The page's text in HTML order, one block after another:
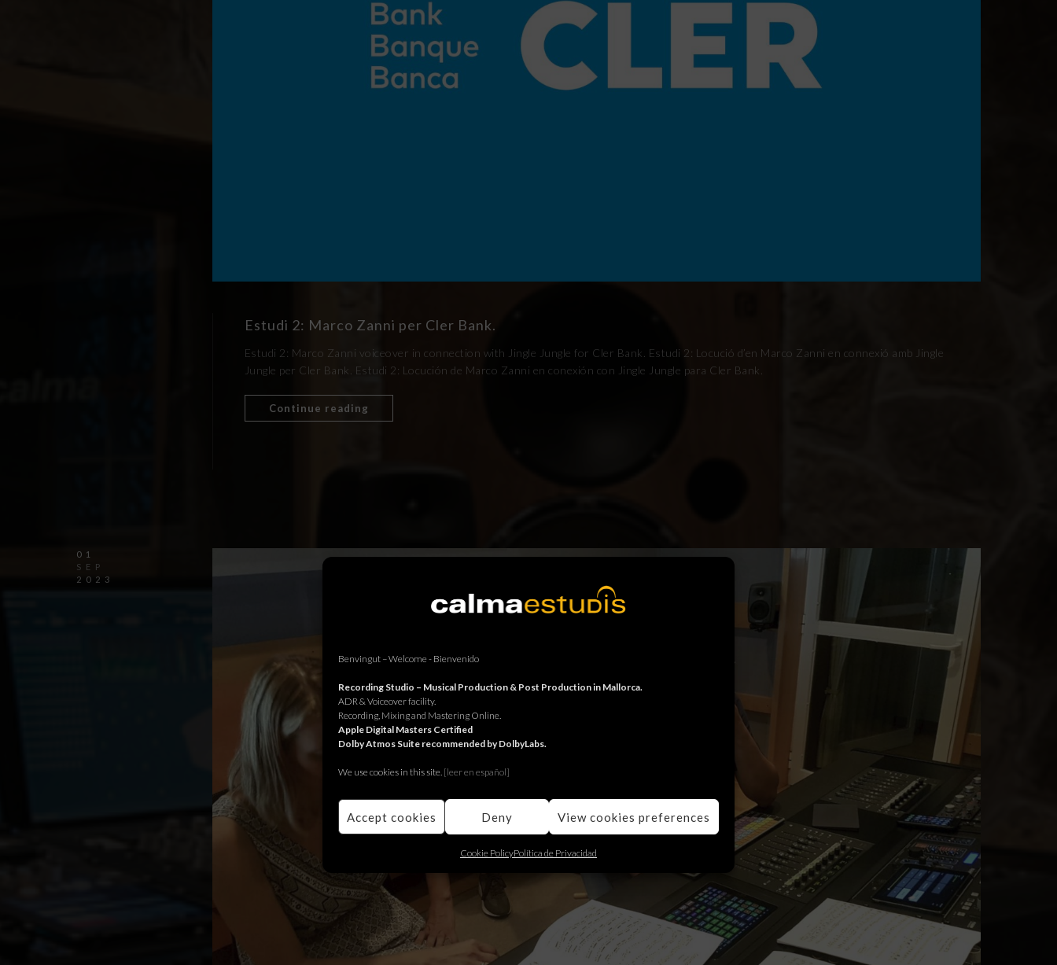
Benvingut – Welcome - Bienvenido
Recording Studio – Musical Production & Post Production in Mallorca.
ADR & Voiceover facility.
Recording, Mixing and Mastering Online.
Apple Digital Masters Certified
Dolby Atmos Suite recommended by DolbyLabs.
We use cookies in this site. [leer en español]
Accept cookies Deny View cookies preferences
Cookie PolicyPolítica de Privacidad
Estudi 2: Marco Zanni per Cler Bank.
Estudi 2: Marco Zanni voiceover in connection with Jingle Jungle for Cler Bank. Estudi 2: Locució d’en Marco Zanni en connexió amb Jingle
Jungle per Cler Bank. Estudi 2: Locución de Marco Zanni en conexión con Jingle Jungle para Cler Bank.
Continue reading
01
SEP
2023